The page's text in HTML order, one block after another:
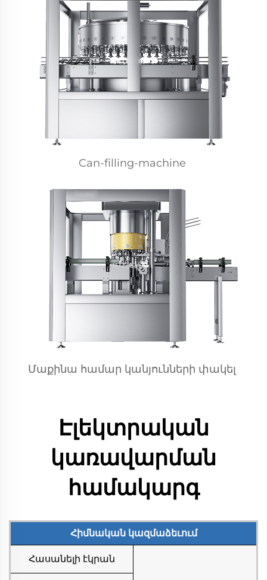
Can-filling-machine
Մաքինա համար կանյունների փակել
Էլեկտրական
կառավարման
համակարգ
Հիմնական կազմաձեւում
Հասանելի էկրան